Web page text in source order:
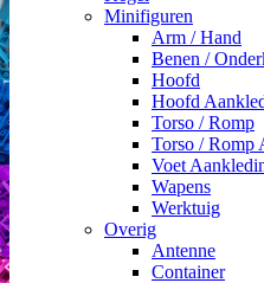
Minifiguren
Arm / Hand
Benen /
Hoofd
Hoofd
Torso / Romp
Torso / Romp
Voet
Wapens
Werktuig
Overig
Antenne
Container